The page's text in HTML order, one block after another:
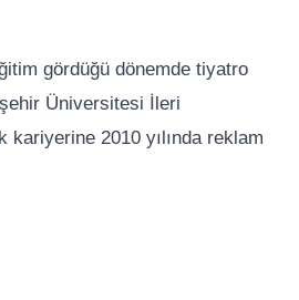
gördüğü dönemde tiyatro
Üniversitesi İleri
2010 yılında reklam